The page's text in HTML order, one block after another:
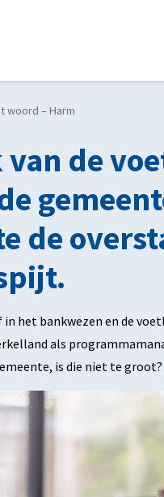
woord – Harm
van de
de
het bankwezen en de
als
is die niet te groot?